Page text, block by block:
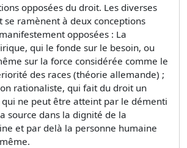
opposées du droit. Les diverses
se ramènent à deux conceptions
opposées : La
qui le fonde sur le besoin, ou
sur la force considérée comme le
des races (théorie allemande) ;
rationaliste, qui fait du droit un
ne peut être atteint par le démenti
source dans la dignité de la
et par delà la personne humaine